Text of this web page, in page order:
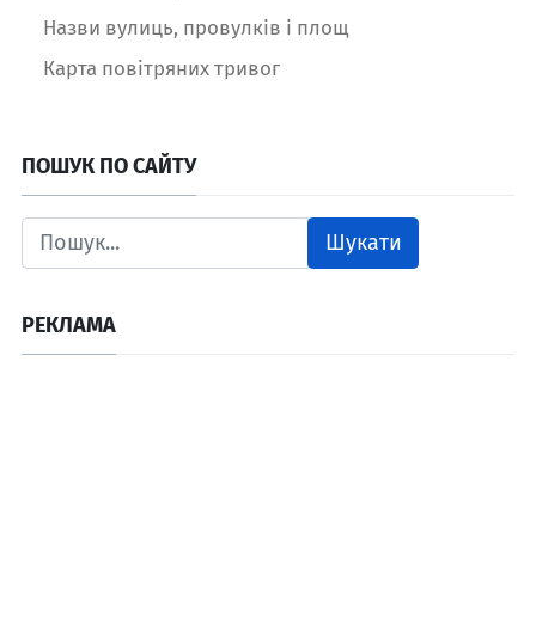
Назви вулиць, провулків і площ
Карта повітряних тривог
ПОШУК ПО САЙТУ
Шукати
РЕКЛАМА